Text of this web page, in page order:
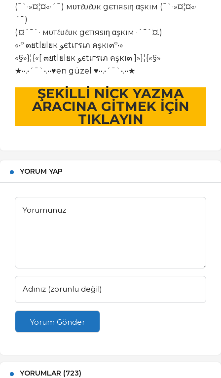
(¯`·»¤¦¤«·´¯) мυтℓυℓυк gєтιяѕιη αşкıм (¯`·»¤¦¤«·
´¯)
(.¤´¯`· мυтℓυℓυк gєтιяѕιη αşкıм ·´¯`¤.)
«•º ๓ยtlยlยк ﻮєtเгรเภ คşкı๓º•»
«§»}¦{«[ ๓ยtlยlยк ﻮєtเгรเภ คşкı๓ ]»}¦{«§»
★••.•´¯`•.••♥en güzel ♥••.•´¯`•.••★
ŞEKİLLİ NİCK YAZMA
ARACINA GİTMEK İÇİN
TIKLAYIN
YORUM YAP
Yorumunuz
Adınız (zorunlu değil)
Yorum Gönder
YORUMLAR (723)